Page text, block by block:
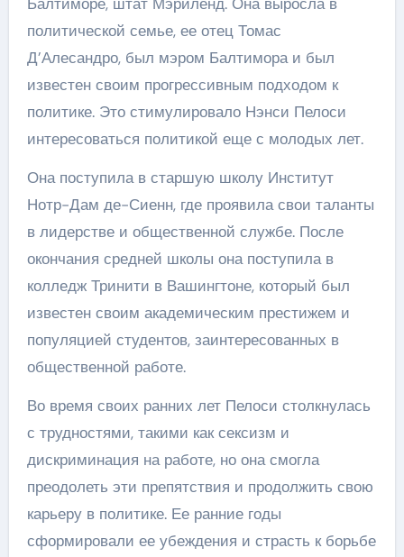
политической семье, ее отец Томас
Д’Алесандро, был мэром Балтимора и был
известен своим прогрессивным подходом к
политике. Это стимулировало Нэнси Пелоси
интересоваться политикой еще с молодых лет.
Она поступила в старшую школу Институт
Нотр-Дам де-Сиенн, где проявила свои таланты
в лидерстве и общественной службе. После
окончания средней школы она поступила в
колледж Тринити в Вашингтоне, который был
известен своим академическим престижем и
популяцией студентов, заинтересованных в
общественной работе.
Во время своих ранних лет Пелоси столкнулась
с трудностями, такими как сексизм и
дискриминация на работе, но она смогла
преодолеть эти препятствия и продолжить свою
карьеру в политике. Ее ранние годы
сформировали ее убеждения и страсть к борьбе